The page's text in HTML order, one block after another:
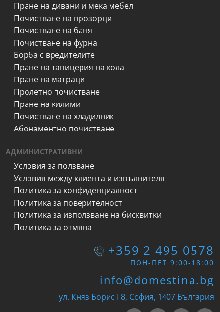
Пране на дивани и мека мебел
Почистване на прозорци
Почистване на баня
Почистване на фурна
Борба с вредителите
Пране на тапицерия на кола
Пране на матраци
Пролетно почистване
Пране на килими
Почистване на хладилник
Абонаментно почистване
АДМИНИСТРАТИВНИ
Условия за ползване
Условия между клиента и изпълнителя
Политика за конфиденциалност
Политика за поверителност
Политика за използване на бисквитки
Политика за отмяна
+359 2 495 0578
ПОН-ПЕТ 9:00-18:00
info@domestina.bg
ул. Княз Борис I 8, София, 1407 България